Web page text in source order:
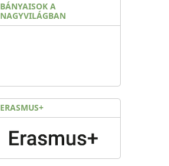
BÁNYAISOK A
NAGYVILÁGBAN
ERASMUS+